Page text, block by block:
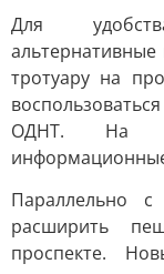
Для
тротуару на
ОДНТ. На
Параллельно
расширить
проспекте.